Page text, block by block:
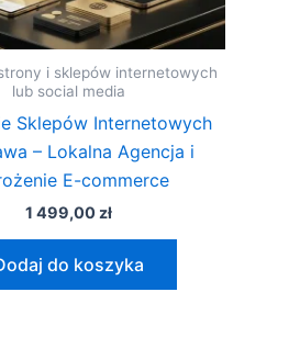
i sklepów internetowych
lub social media
Sklepów Internetowych
– Lokalna Agencja i
E-commerce
1 499,00 zł
do koszyka